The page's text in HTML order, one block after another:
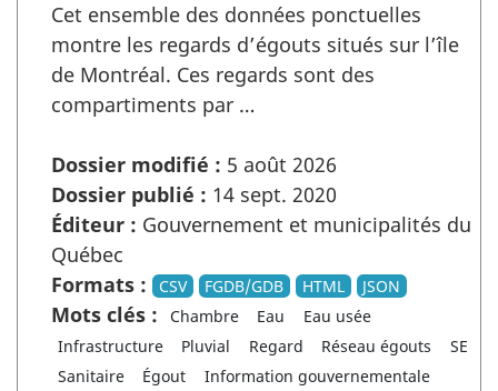
Cet ensemble des données ponctuelles
montre les regards d’égouts situés sur l’île
de Montréal. Ces regards sont des
compartiments par …
Dossier modifié : 5 août 2026
Dossier publié : 14 sept. 2020
Éditeur : Gouvernement et municipalités du
Québec
Formats :
CSV FGDB/GDB HTML JSON
Mots clés : Chambre Eau
Eau usée
Infrastructure
Pluvial Regard Réseau égouts
SE
Sanitaire
Égout Information gouvernementale